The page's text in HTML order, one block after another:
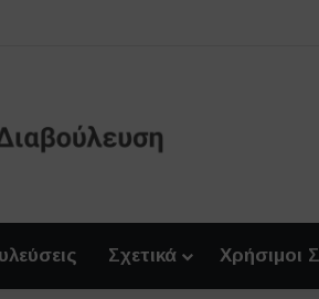
Σχετικά Χρήσιμοι